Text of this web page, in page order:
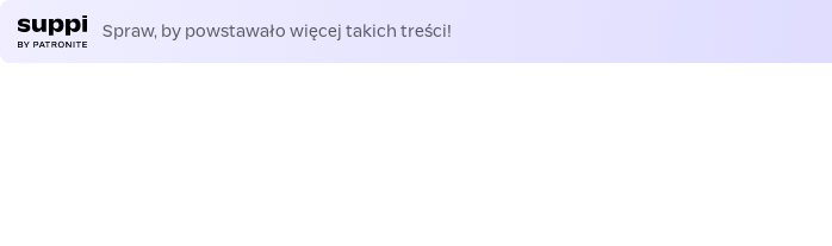
Spraw, by powstawało więcej takich treści!